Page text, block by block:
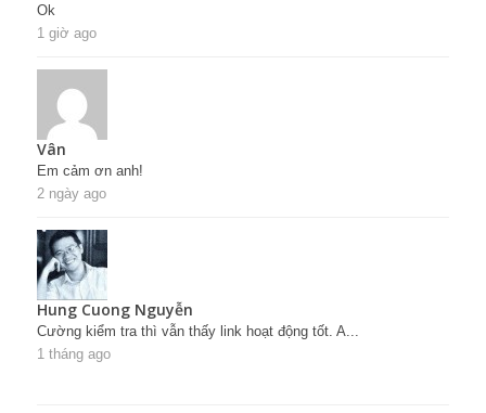
Ok
1 giờ ago
Vân
Em cảm ơn anh!
2 ngày ago
Hung Cuong Nguyễn
Cường kiểm tra thì vẫn thấy link hoạt động tốt. A...
1 tháng ago